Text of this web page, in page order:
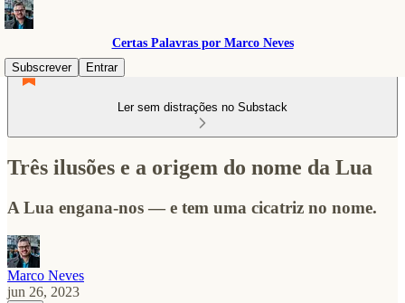
Certas Palavras por Marco Neves
Subscrever
Entrar
Ler sem distrações no Substack
Três ilusões e a origem do nome da Lua
A Lua engana-nos — e tem uma cicatriz no nome.
Marco Neves
jun 26, 2023